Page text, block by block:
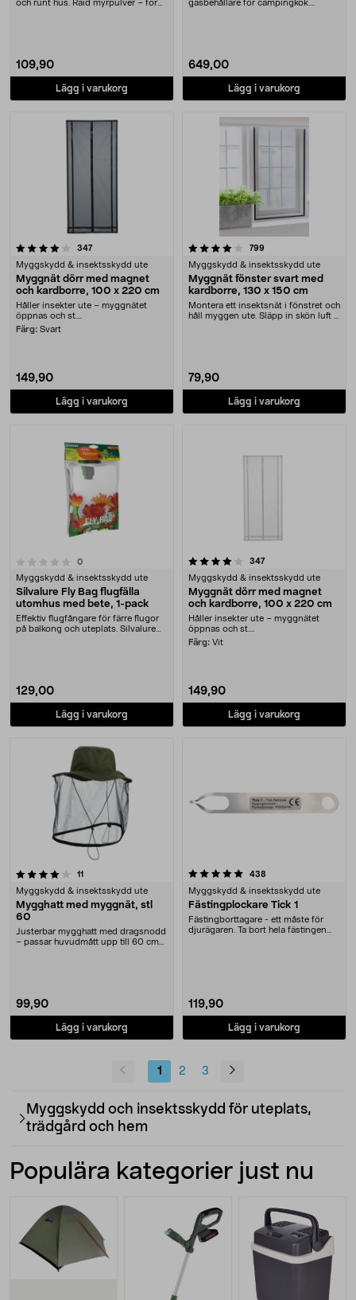
och runt hus. Raid myrpulver – för
109,90
Lägg i varukorg
gasbehållare för campingkök.
649,00
Lägg i varukorg
347recensioner
Myggskydd & insektsskydd ute
Myggnät dörr med magnet
och kardborre, 100 x 220 cm
Håller insekter ute – myggnätet
öppnas och st....
Färg: Svart
149,90
Lägg i varukorg
4.0 av 5 stjärnor 799
Myggskydd & insektsskydd ute
Myggnät fönster svart med
kardborre, 130 x 150 cm
Montera ett insektsnät i fönstret och
håll myggen ute. Släpp in skön luft –
79,90
Lägg i varukorg
0recensioner
Myggskydd & insektsskydd ute
Silvalure Fly Bag flugfälla
utomhus med bete, 1-pack
Effektiv flugfångare för färre flugor
på balkong och uteplats. Silvalure
129,00
Lägg i varukorg
4.0 av 5 stjärnor 347recensioner
Myggskydd & insektsskydd ute
Myggnät dörr med magnet
och kardborre, 100 x 220 cm
Håller insekter ute – myggnätet
öppnas och st....
Färg: Vit
149,90
Lägg i varukorg
11
Myggskydd & insektsskydd ute
Mygghatt med myggnät, stl
60
Justerbar mygghatt med dragsnodd
– passar huvudmått upp till 60 cm
99,90
Lägg i varukorg
5.0 av 5 stjärnor 438
Myggskydd & insektsskydd ute
Fästingplockare Tick 1
Fästingborttagare - ett måste för
djurägaren. Ta bort hela fästingen
119,90
Lägg i varukorg
1 2 3
Myggskydd och insektsskydd för uteplats,
trädgård och hem
Populära kategorier just nu